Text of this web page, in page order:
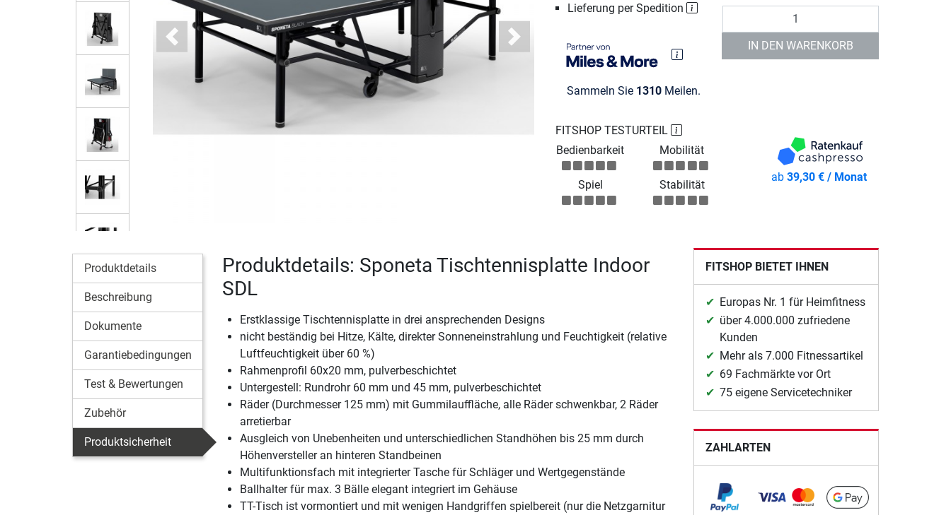
Previous Next
Lieferung per Spedition
Sammeln Sie 1310Meilen.
IN DEN WARENKORB
FITSHOP TESTURTEIL
Bedienbarkeit
Mobilität
Spiel Stabilität
ab 39,30 € / Monat
Produktdetails
Beschreibung
Dokumente
Garantiebedingungen
Test & Bewertungen
Zubehör
Produktsicherheit
Produktdetails: Sponeta Tischtennisplatte Indoor
SDL
Erstklassige Tischtennisplatte in drei ansprechenden Designs
nicht beständig bei Hitze, Kälte, direkter Sonneneinstrahlung und Feuchtigkeit (relative
Luftfeuchtigkeit über 60 %)
Rahmenprofil 60x20 mm, pulverbeschichtet
Untergestell: Rundrohr 60 mm und 45 mm, pulverbeschichtet
Räder (Durchmesser 125 mm) mit Gummilauffläche, alle Räder schwenkbar, 2 Räder
arretierbar
Ausgleich von Unebenheiten und unterschiedlichen Standhöhen bis 25 mm durch
Höhenversteller an hinteren Standbeinen
Multifunktionsfach mit integrierter Tasche für Schläger und Wertgegenstände
Ballhalter für max. 3 Bälle elegant integriert im Gehäuse
TT-Tisch ist vormontiert und mit wenigen Handgriffen spielbereit (nur die Netzgarnitur
FITSHOP BIETET IHNEN
Europas Nr. 1 für Heimfitness
über 4.000.000 zufriedene
Kunden
Mehr als 7.000 Fitnessartikel
69 Fachmärkte vor Ort
75 eigene Servicetechniker
ZAHLARTEN